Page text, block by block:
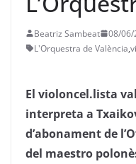
Beatriz Sambeat 08/06/
L'Orquestra de València,
El violoncel.lista
interpreta a
d’abonament de
del maestro